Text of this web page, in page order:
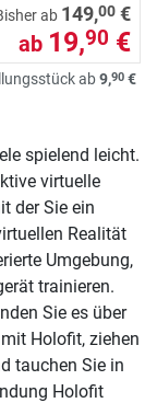
ab 149,00 €
ab 19,90 €
ab9,90 €
spielend leicht.
virtuelle
der Sie ein
Realität
Umgebung,
trainieren.
Sie es über
Holofit, ziehen
tauchen Sie in
Holofit